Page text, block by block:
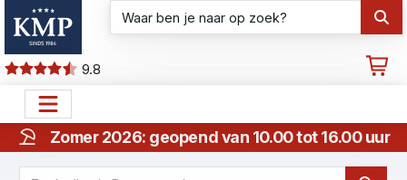
9.8
Zomer 2026: geopend van 10.00 tot 16.00 uur